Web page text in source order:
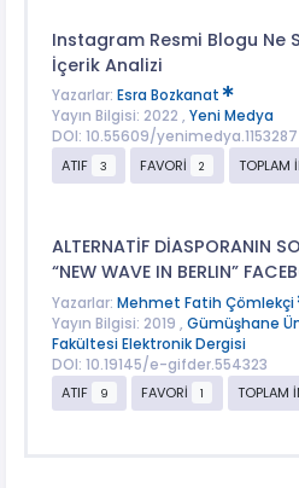
Instagram Resmi Blogu Ne
İçerik Analizi
Yazarlar: Esra Bozkanat
Yayın Bilgisi: 2022 , Yeni Medya
DOI: 10.55609/yenimedya.1153287
ATIF
3 FAVORİ 2 TOPLAM
ALTERNATİF DİASPORANIN
“NEW WAVE IN BERLIN”
Yazarlar: Mehmet Fatih Çömlekçi
Yayın Bilgisi: 2019 , Gümüşhane
Fakültesi Elektronik Dergisi
DOI: 10.19145/e-gifder.554323
ATIF
9 FAVORİ 1 TOPLAM